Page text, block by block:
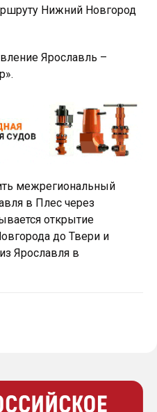
Нижний Новгород
Ярославль –
межрегиональный
в Плес через
открытие
до Твери и
Ярославля в